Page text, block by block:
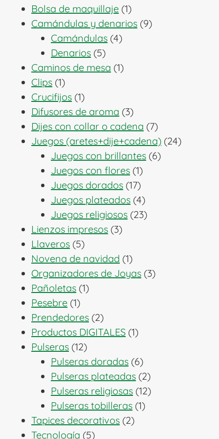
Bolsa de maquillaje 11
producto
Camándulas y denarios 99
Camándulas 44
Denarios 55
productos
Caminos de mesa 11
Clips 11
producto
Crucifijos 11
producto
Difusores de aroma 33
productos
Dijes con collar o cadena 77
productos
Juegos (aretes+dije+cadena) 2424
Juegos con brillantes 66
Juegos con flores 11
producto
Juegos dorados 1717
productos
Juegos plateados 44
productos
Juegos religiosos 2323
Lienzos impresos 33
Llaveros 55
productos
Novena de navidad 11
producto
Organizadores de Joyas 33
Pañoletas 11
Pesebre 11
producto
Prendedores 22
productos
Productos DIGITALES 11
Pulseras 1212
productos
Pulseras doradas 66
productos
Pulseras plateadas 22
productos
Pulseras religiosas 1212
Pulseras tobilleras 11
Tapices decorativos 22
Tecnología 55